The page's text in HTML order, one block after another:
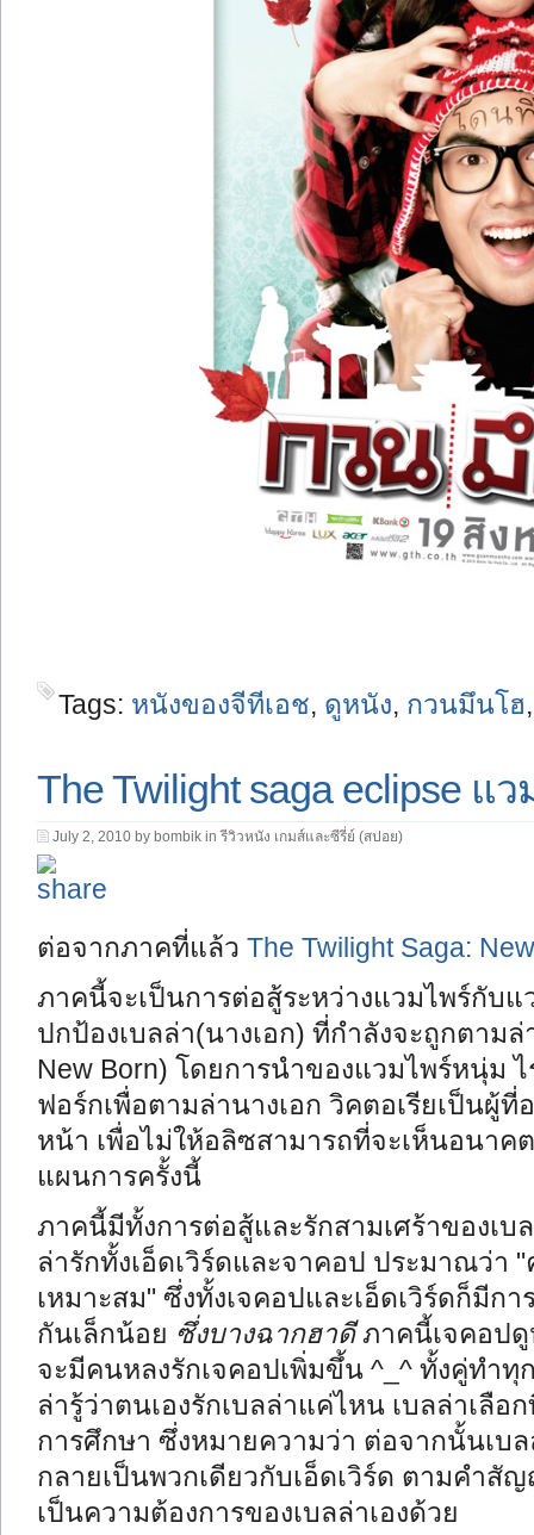
Tags: หนังของจีทีเอช, ดูหนัง, กวนมึนโฮ
The Twilight saga eclipse แ
July 2, 2010 by bombik inรีวิวหนัง เกมส์และซีรี่ย์ (สปอย)
ต่อจากภาคที่แล้ว The Twilight Saga:
ภาคนี้จะเป็นการต่อสู้ระหว่างแวมไพร์กับ
ปกป้องเบลล่า(นางเอก) ที่กำลังจะถูกตาม
New Born) โดยการนำของแวมไพร์หนุ่ม
ฟอร์กเพื่อตามล่านางเอก วิคตอเรียเป็นผู้
หน้า เพื่อไม่ให้อลิซสามารถที่จะเห็นอนาค
แผนการครั้งนี้
ภาคนี้มีทั้งการต่อสู้และรักสามเศร้าของเบ
ล่ารักทั้งเอ็ดเวิร์ดและจาคอป ประมาณว่
เหมาะสม" ซึ่งทั้งเจคอปและเอ็ดเวิร์ดก็มีก
กันเล็กน้อย ซึ่งบางฉากฮาดีภาคนี้เจคอป
จะมีคนหลงรักเจคอปเพิ่มขึ้น ^_^ ทั้งคู่ทำทุ
ล่ารู้ว่าตนเองรักเบลล่าแค่ไหน เบลล่าเลือ
การศึกษา ซึ่งหมายความว่า ต่อจากนั้นเบล
กลายเป็นพวกเดียวกับเอ็ดเวิร์ด ตามคำสั
เป็นความต้องการของเบลล่าเองด้วย